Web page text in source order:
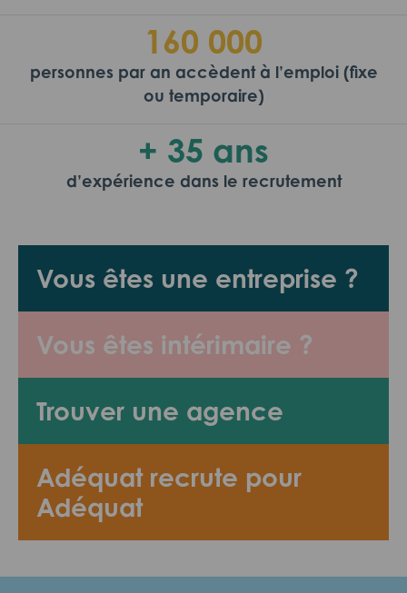
Vous êtes une entreprise ?
Vous êtes intérimaire ?
Trouver une agence
Adéquat recrute pour
Adéquat
160 000
personnes par an accèdent à l’emploi (fixe
ou temporaire)
+ 35 ans
d’expérience dans le recrutement